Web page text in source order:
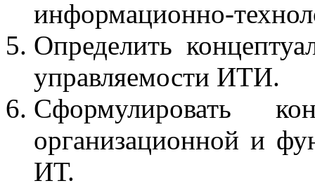
информационно-
Определить
управляемости ИТИ.
Сформулировать
организационной и
ИТ.